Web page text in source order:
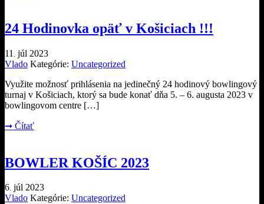
24 Hodinovka opäť v Košiciach !!!
11 júl 2023
Vlado Kategórie: Uncategorized
Využite možnosť prihlásenia na jedinečný 24 hodinový bowlingový
turnaj v Košiciach, ktorý sa bude konať dňa 5. – 6. augusta 2023 v
bowlingovom centre […]
➞ Čítať
BOWLER KOŠÍC 2023
6. júl 2023
Vlado Kategórie: Uncategorized